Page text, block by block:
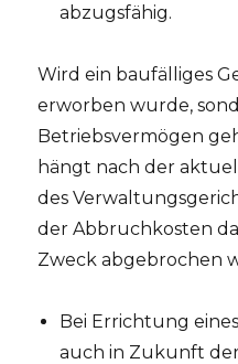
abzugsfähig.
Wird ein baufälliges
erworben wurde,
Betriebsvermögen
hängt nach der
des
der Abbruchkosten
Zweck abgebrochen
Bei Errichtung
auch in Zukunft